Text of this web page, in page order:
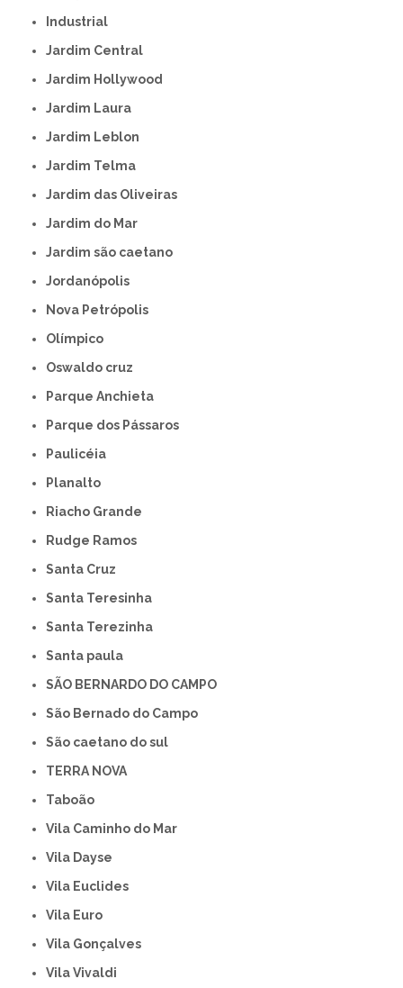
Industrial
Jardim Central
Jardim Hollywood
Jardim Laura
Jardim Leblon
Jardim Telma
Jardim das Oliveiras
Jardim do Mar
Jardim são caetano
Jordanópolis
Nova Petrópolis
Olímpico
Oswaldo cruz
Parque Anchieta
Parque dos Pássaros
Paulicéia
Planalto
Riacho Grande
Rudge Ramos
Santa Cruz
Santa Teresinha
Santa Terezinha
Santa paula
SÃO BERNARDO DO CAMPO
São Bernado do Campo
São caetano do sul
TERRA NOVA
Taboão
Vila Caminho do Mar
Vila Dayse
Vila Euclides
Vila Euro
Vila Gonçalves
Vila Vivaldi